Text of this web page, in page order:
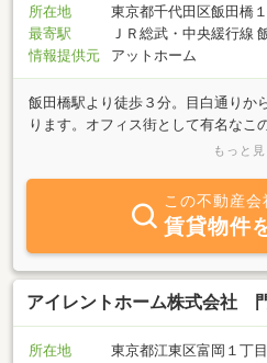
所在地
東京都千代田区飯田橋
最寄駅
ＪＲ総武・中央緩行線
情報提供元
アットホーム
飯田橋駅より徒歩３分。目白通りか
ります。オフィス街として有名なこ
のお伊勢さま」と呼ばれる東京大神
なあたたかいサービスを心掛けてお
れている方、空室でお困りのオーナ
問等がございましたら、是非御相談
もっと見
この不動産会
賃貸物件
アイレントホーム株式会社
所在地
東京都江東区富岡１丁